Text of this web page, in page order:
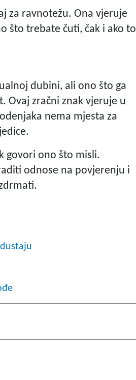
za ravnotežu. Ona vjeruje
što trebate čuti, čak i ako to
dubini, ali ono što ga
Ovaj zračni znak vjeruje u
nema mjesta za
govori ono što misli.
odnose na povjerenju i